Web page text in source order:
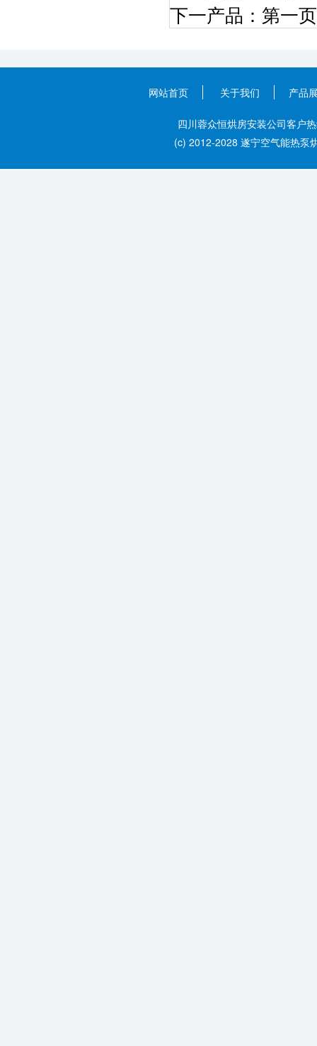
下一产品： 第一页
网站首页 关于我们 产品
四川蓉众恒烘房安装公司客
(c) 2012-2028 遂宁空气能热泵